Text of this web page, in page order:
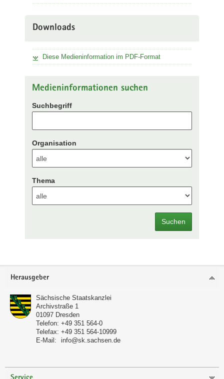
Downloads
Diese Medieninformation im PDF-Format
Medieninformationen suchen
Suchbegriff
Organisation
Thema
Suchen
Footer-
Herausgeber
Sächsische Staatskanzlei
Archivstraße 1
01097 Dresden
Telefon: +49 351 564-0
Telefax: +49 351 564-10999
E-Mail:
info@sk.sachsen.de